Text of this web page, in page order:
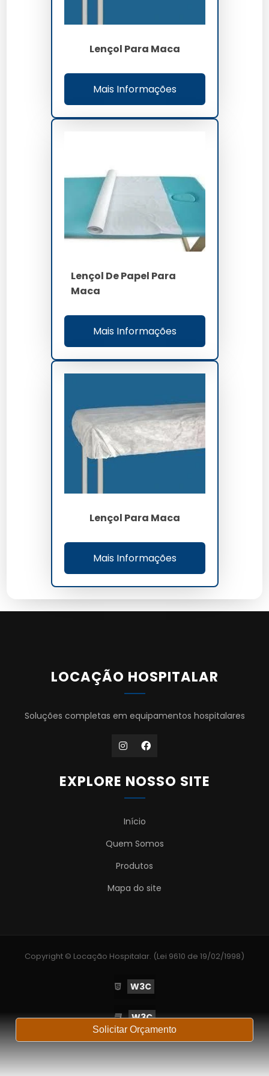
Solicitar Orçamento
Lençol Para Maca
Mais Informações
Lençol De Papel Para
Maca
Mais Informações
Lençol Para Maca
Mais Informações
LOCAÇÃO HOSPITALAR
Soluções completas em equipamentos hospitalares
EXPLORE NOSSO SITE
Início
Quem Somos
Produtos
Mapa do site
Copyright © Locação Hospitalar. (Lei 9610 de 19/02/1998)
W3C
W3C